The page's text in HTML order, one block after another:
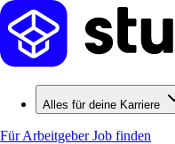
Alles für deine Karriere
Für ArbeitgeberJob finden